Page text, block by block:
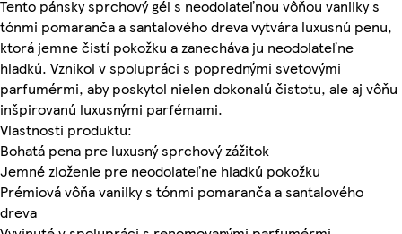
Tento pánsky sprchový gél s neodolateľnou vôňou vanilky s
tónmi pomaranča a santalového dreva vytvára luxusnú penu,
ktorá jemne čistí pokožku a zanecháva ju neodolateľne
hladkú. Vznikol v spolupráci s poprednými svetovými
parfumérmi, aby poskytol nielen dokonalú čistotu, ale aj vôňu
inšpirovanú luxusnými parfémami.
Vlastnosti produktu:
Bohatá pena pre luxusný sprchový zážitok
Jemné zloženie pre neodolateľne hladkú pokožku
Prémiová vôňa vanilky s tónmi pomaranča a santalového
dreva